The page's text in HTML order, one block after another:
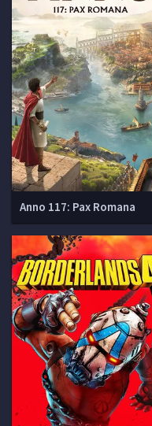
Anno 117: Pax Romana